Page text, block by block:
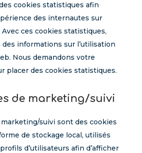
cookies statistiques afin
des internautes sur
ces cookies statistiques,
informations sur l’utilisation
Nous demandons votre
placer des cookies statistiques.
de marketing/suivi
suivi sont des cookies
de stockage local, utilisés
d’utilisateurs afin d’afficher